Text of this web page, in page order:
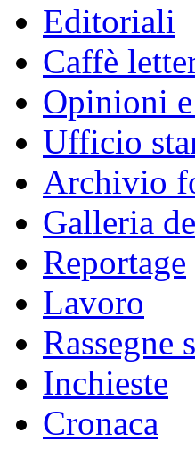
Editoriali
Caffè
Opinioni
Ufficio
Archivio
Galleria
Reportage
Lavoro
Rassegne
Inchieste
Cronaca